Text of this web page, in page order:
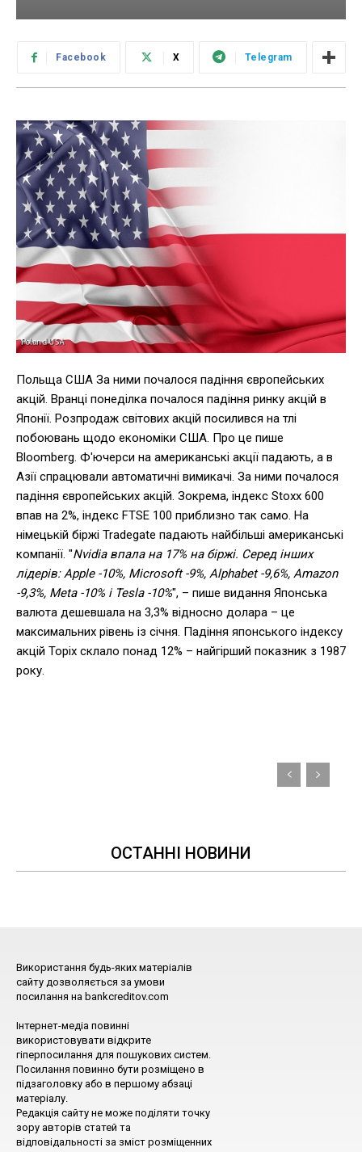
Facebook X Telegram
Польща США За ними почалося падіння європейських
акцій. Вранці понеділка почалося падіння ринку акцій в
Японії. Розпродаж світових акцій посилився на тлі
побоювань щодо економіки США. Про це пише
Bloomberg. Ф'ючерси на американські акції падають, а в
Азії спрацювали автоматичні вимикачі. За ними почалося
падіння європейських акцій. Зокрема, індекс Stoxx 600
впав на 2%, індекс FTSE 100 приблизно так само. На
німецькій біржі Tradegate падають найбільші американські
компанії. "Nvidia впала на 17% на біржі. Серед інших
лідерів: Apple -10%, Microsoft -9%, Alphabet -9,6%, Amazon
-9,3%, Meta -10% і Tesla -10%", – пише видання Японська
валюта дешевшала на 3,3% відносно долара – це
максимальних рівень із січня. Падіння японського індексу
акцій Topix склало понад 12% – найгірший показник з 1987
року.
ОСТАННІ НОВИНИ
Використання будь-яких матеріалів
сайту дозволяється за умови
посилання на bankcreditov.com
Інтернет-медіа повинні
використовувати відкрите
гіперпосилання для пошукових систем.
Посилання повинно бути розміщено в
підзаголовку або в першому абзаці
матеріалу.
Редакція сайту не може поділяти точку
зору авторів статей та
відповідальності за зміст розміщенних